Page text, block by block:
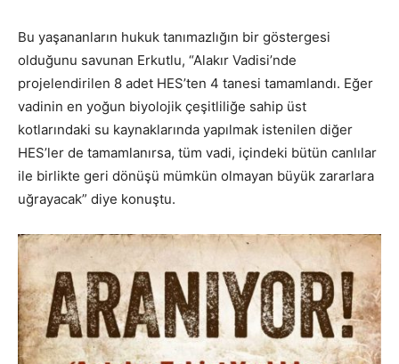
Bu yaşananların hukuk tanımazlığın bir göstergesi
olduğunu savunan Erkutlu, “Alakır Vadisi’nde
projelendirilen 8 adet HES’ten 4 tanesi tamamlandı. Eğer
vadinin en yoğun biyolojik çeşitliliğe sahip üst
kotlarındaki su kaynaklarında yapılmak istenilen diğer
HES’ler de tamamlanırsa, tüm vadi, içindeki bütün canlılar
ile birlikte geri dönüşü mümkün olmayan büyük zararlara
uğrayacak” diye konuştu.